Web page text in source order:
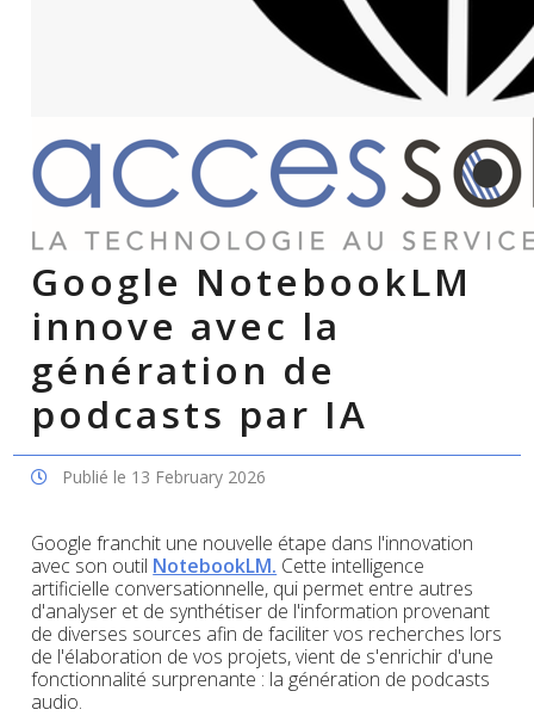
Google NotebookLM
innove avec la
génération de
podcasts par IA
Publié le 13 February 2026
Google franchit une nouvelle étape dans l'innovation
avec son outil NotebookLM. Cette intelligence
artificielle conversationnelle, qui permet entre autres
d'analyser et de synthétiser de l'information provenant
de diverses sources afin de faciliter vos recherches lors
de l'élaboration de vos projets, vient de s'enrichir d'une
fonctionnalité surprenante : la génération de podcasts
audio.